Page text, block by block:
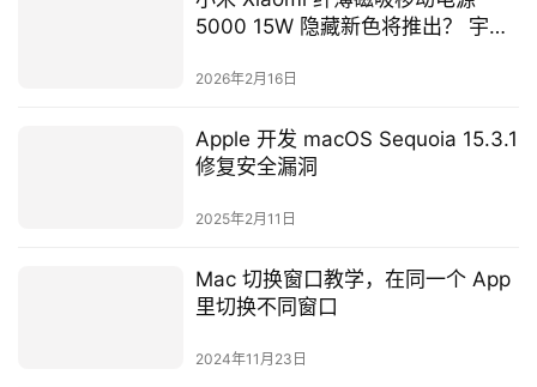
5000 15W 隐藏新色将推出？ 宇宙
2026年2月16日
Apple 开发 macOS Sequoia 15.3.1
修复安全漏洞
2025年2月11日
Mac 切换窗口教学，在同一个 App
里切换不同窗口
2024年11月23日